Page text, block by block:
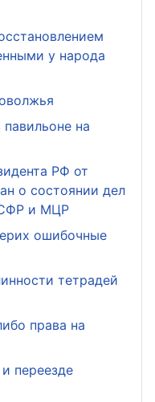
у народа
на
РФ от
о состоянии дел
СФР и МЦР
ошибочные
тетрадей
права на
переезде